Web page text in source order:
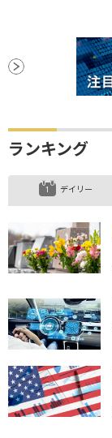
ランキング
デイリー